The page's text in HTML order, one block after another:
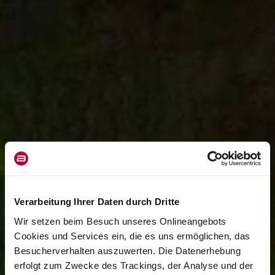
Verarbeitung Ihrer Daten durch Dritte
Wir setzen beim Besuch unseres Onlineangebots
Cookies und Services ein, die es uns ermöglichen, das
Besucherverhalten auszuwerten. Die Datenerhebung
erfolgt zum Zwecke des Trackings, der Analyse und der